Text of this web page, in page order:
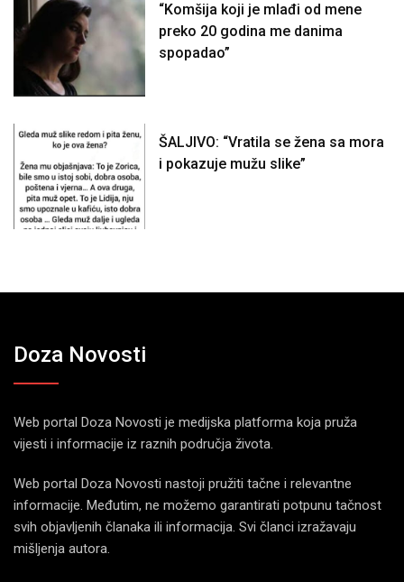
“Komšija koji je mlađi od mene
preko 20 godina me danima
spopadao”
ŠALJIVO: “Vratila se žena sa mora
i pokazuje mužu slike”
Doza Novosti
Web portal Doza Novosti je medijska platforma koja pruža
vijesti i informacije iz raznih područja života.
Web portal Doza Novosti nastoji pružiti tačne i relevantne
informacije. Međutim, ne možemo garantirati potpunu tačnost
svih objavljenih članaka ili informacija. Svi članci izražavaju
mišljenja autora.